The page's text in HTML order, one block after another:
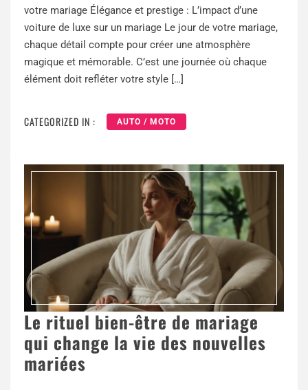
votre mariage Élégance et prestige : L’impact d’une
voiture de luxe sur un mariage Le jour de votre mariage,
chaque détail compte pour créer une atmosphère
magique et mémorable. C’est une journée où chaque
élément doit refléter votre style […]
CATEGORIZED IN : AUTO / MOTO
Le rituel bien-être de mariage
qui change la vie des nouvelles
mariées